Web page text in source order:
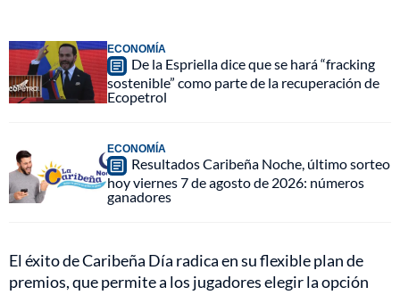
ECONOMÍA
De la Espriella dice que se hará “fracking
sostenible” como parte de la recuperación de
Ecopetrol
ECONOMÍA
Resultados Caribeña Noche, último sorteo
hoy viernes 7 de agosto de 2026: números
ganadores
El éxito de Caribeña Día radica en su flexible plan de
premios, que permite a los jugadores elegir la opción